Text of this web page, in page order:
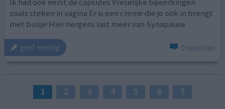
Ik had ook eerst de capsules Vreselijke bijwerkingen
zoals steken in vagina Er is een creme die je ook in brengt
met buisje Hier nergens last meer van Synapause
geef mening 0 reacties
1 2 3 4 5 6 7